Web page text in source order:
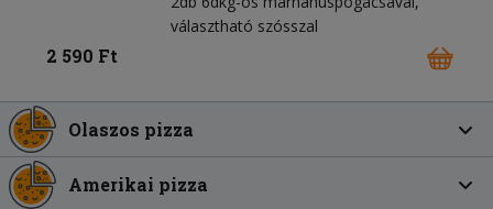
választható szósszal
2 590 Ft
Olaszos pizza
Amerikai pizza